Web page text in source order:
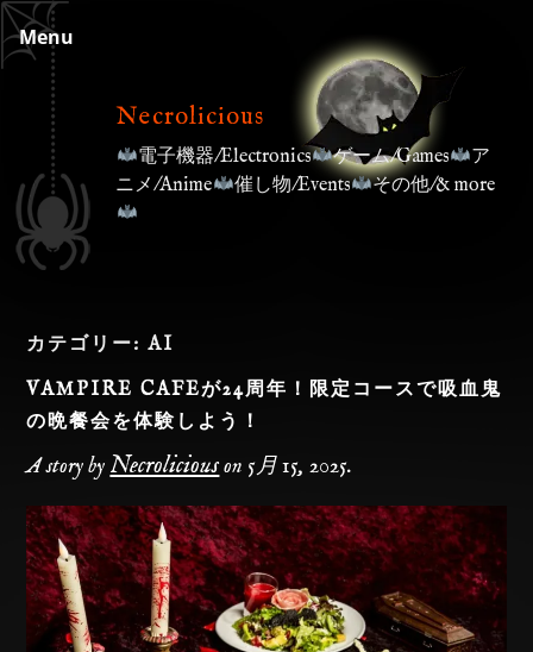
Skip
to
content
Menu
Necrolicious
電子機器/Electronics ゲーム/Games
ア
ニメ/Anime
催し物/Events その他/& more
カテゴリー:AI
VAMPIRE CAFEが24周年！限定コースで吸血鬼
の晩餐会を体験しよう！
A story by Necroliciouson 5月 15, 2025.